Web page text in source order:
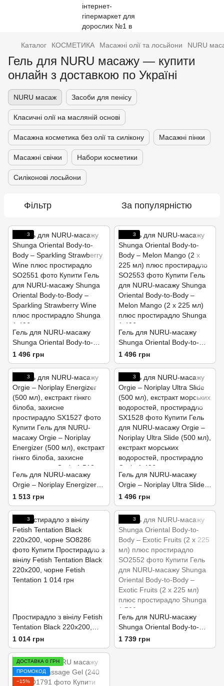
Каталог КОСМЕТИКА Масажні олії та лосьйони NURU
Гель для NURU масажу — купити
онлайн з доставкою по Україні
NURU масаж Засоби для пенісу
Класичні олії на масляній основі
Масажна косметика без олії та силікону Масажні пінки
Масажні свічки Набори косметики
Силіконові лосьйони
Фільтр За популярністю
3
Гель для NURU-масажу
Shunga Oriental Body-to-
Body – Sparkling Strawberry
Wine плюс простирадло
1 496 грн
3
Гель для NURU-масажу
Shunga Oriental Body-to-
Body – Melon Mango (2 x
225 мл) плюс простирадло
1 496 грн
3
Гель для NURU-масажу
Orgie – Noriplay Energizer
(500 мл), екстракт гінкго
білоба, захисне
простирадло
1 513 грн
3
Гель для NURU-масажу
Orgie – Noriplay Ultra Slide
(500 мл), екстракт морських
водоростей, простирадло
1 496 грн
3
Простирадло з вінілу Fetish
Tentation Black 220x200,
чорне
1 014 грн
3
Гель для NURU-масажу
Shunga Oriental Body-to-
Body – Exotic Fruits (2 x 225
мл) плюс простирадло
1 739 грн
ДОСТАВКА 0 ГРН
ПРОМОКОД
−15%